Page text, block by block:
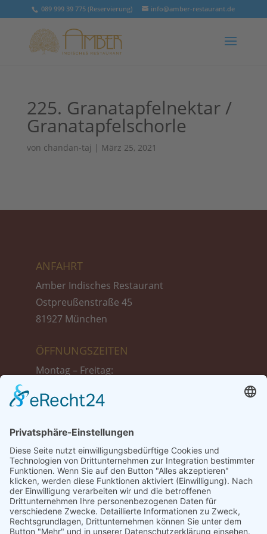
089 999 39 775 (Reservierung) info@amber-restaurant.de
225. Granatapfelnektar /
Granatapfelschorle
von chandan-taj | März 25, 2021
ANFAHRT
Amber Indisches Restaurant
Ostpreußenstraße 45
81927 München
ÖFFNUNGSZEITEN
Montag – Freitag:
17:30 bis 23:00 Uhr
17:30 bis 23:00 Uhr
Sonntag + Feiertags:
12:00 bis 23:00 Uhr
TISCH-RESERVIERUNG
Tel.: 089 999 39 775